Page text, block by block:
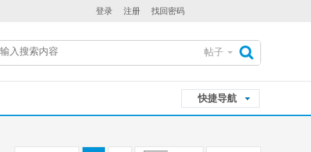
登录 注册 找回密码
帖子
快捷导航